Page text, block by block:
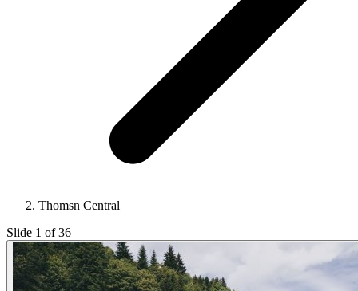
Thomsn Central
Slide 1 of 36